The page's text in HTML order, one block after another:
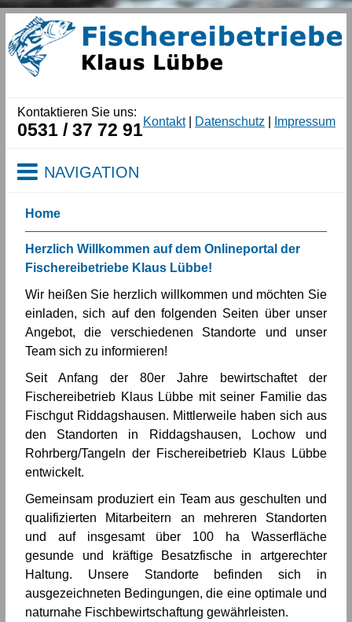
Kontakt| Datenschutz Impressum
Kontaktieren Sie uns:
0531 / 37 72 91
NAVIGATION
Home
Herzlich Willkommen auf dem Onlineportal der
Fischereibetriebe Klaus Lübbe!
Wir heißen Sie herzlich willkommen und möchten Sie
einladen, sich auf den folgenden Seiten über unser
Angebot, die verschiedenen Standorte und unser
Team sich zu informieren!
Seit Anfang der 80er Jahre bewirtschaftet der
Fischereibetrieb Klaus Lübbe mit seiner Familie das
Fischgut Riddagshausen. Mittlerweile haben sich aus
den Standorten in Riddagshausen, Lochow und
Rohrberg/Tangeln der Fischereibetrieb Klaus Lübbe
entwickelt.
Gemeinsam produziert ein Team aus geschulten und
qualifizierten Mitarbeitern an mehreren Standorten
und auf insgesamt über 100 ha Wasserfläche
gesunde und kräftige Besatzfische in artgerechter
Haltung. Unsere Standorte befinden sich in
ausgezeichneten Bedingungen, die eine optimale und
naturnahe Fischbewirtschaftung gewährleisten.